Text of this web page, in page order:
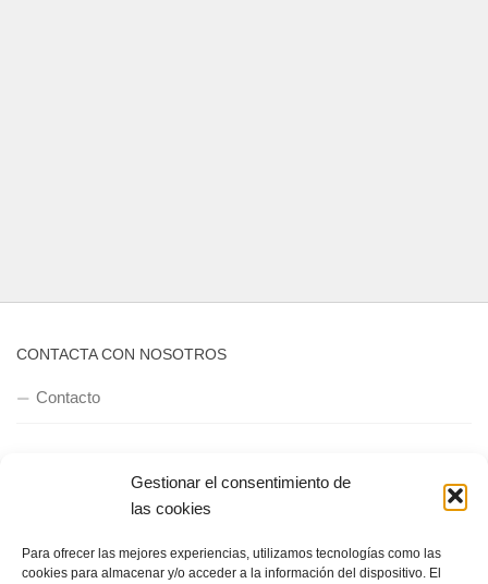
Gestionar el consentimiento de
las cookies
Para ofrecer las mejores experiencias, utilizamos tecnologías como las
cookies para almacenar y/o acceder a la información del dispositivo. El
CONTACTA CON NOSOTROS
Contacto
QUIENES SOMOS